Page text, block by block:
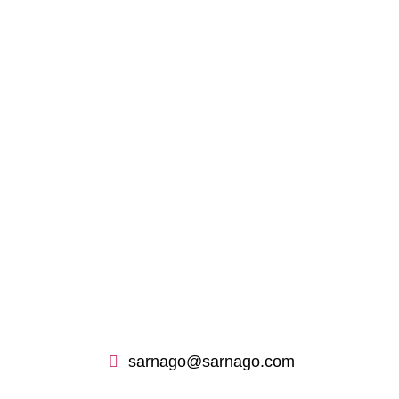
sarnago@sarnago.com